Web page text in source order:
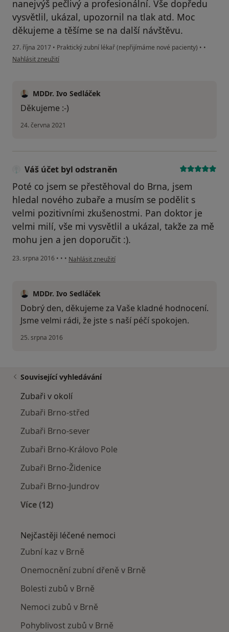
nanejvýš pečlivý a profesionální. Vše dopředu
vysvětlil, ukázal, upozornil na tlak atd. Moc
děkujeme a těšíme se na další návštěvu.
27. října 2017 • Praktický zubní lékař (nepřijímáme nové pacienty) • •
podle názoru uživatele Váš účet byl odstraněn
Nahlásit zneužití
MDDr. Ivo Sedláček
Děkujeme :-)
24. června 2021
Váš účet byl odstraněn
Poté co jsem se přestěhoval do Brna, jsem
hledal nového zubaře a musím se podělit s
velmi pozitivními zkušenostmi. Pan doktor je
velmi milí, vše mi vysvětlil a ukázal, takže za mě
mohu jen a jen doporučit :).
23. srpna 2016 • • • podle názoru uživatele Váš účet byl odstraněn
Nahlásit zneužití
MDDr. Ivo Sedláček
Dobrý den, děkujeme za Vaše kladné hodnocení.
Jsme velmi rádi, že jste s naší péčí spokojen.
25. srpna 2016
Související vyhledávání
Zubaři v okolí
Zubaři Brno-střed
Zubaři Brno-sever
Zubaři Brno-Královo Pole
Zubaři Brno-Židenice
Zubaři Brno-Jundrov
Více (12)
Nejčastěji léčené nemoci
Zubní kaz v Brně
Onemocnění zubní dřeně v Brně
Bolesti zubů v Brně
Nemoci zubů v Brně
Pohyblivost zubů v Brně